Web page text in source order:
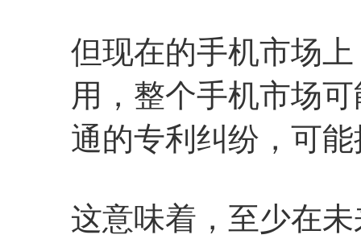
但现在的手机市场
用，整个手机市场
通的专利纠纷，可
这意味着，至少在